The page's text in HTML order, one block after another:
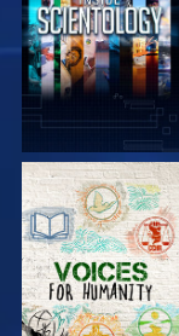
EXPLORE A SÉRIE